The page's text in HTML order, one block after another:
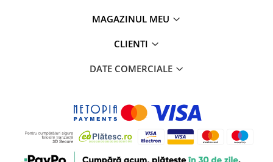
MAGAZINUL MEU
CLIENTI
DATE COMERCIALE